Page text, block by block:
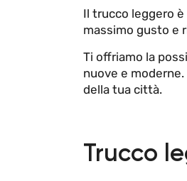
Il trucco leggero
massimo gusto e
Ti offriamo la
nuove e
della tua città.
Trucco